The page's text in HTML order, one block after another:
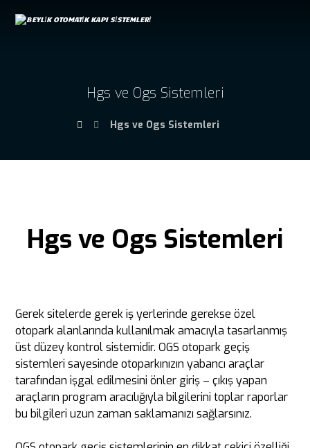
Hgs ve Ogs Sistemleri
Hgs ve Ogs Sistemleri
Hgs ve Ogs Sistemleri
Gerek sitelerde gerek iş yerlerinde gerekse özel
otopark alanlarında kullanılmak amacıyla tasarlanmış
üst düzey kontrol sistemidir. OGS otopark geçiş
sistemleri sayesinde otoparkınızın yabancı araçlar
tarafından işgal edilmesini önler giriş – çıkış yapan
araçların program aracılığıyla bilgilerini toplar raporlar
bu bilgileri uzun zaman saklamanızı sağlarsınız.